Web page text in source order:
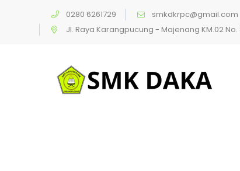
0280 6261729
smkdkrpc@gmail.com
Jl. Raya Karangpucung - Majenang KM.02